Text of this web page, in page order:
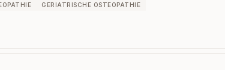
GERIATRISCHE OSTEOPATHIE